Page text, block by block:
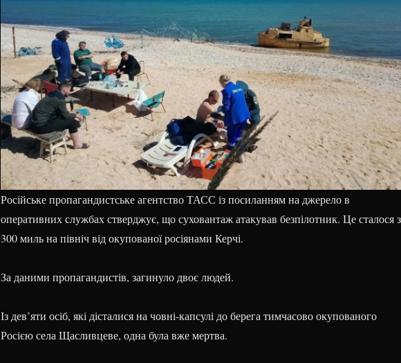
Російське пропагандистське агентство ТАСС із посиланням на джерело в
оперативних службах стверджує, що суховантаж атакував безпілотник. Це сталося
300 миль на північ від окупованої росіянами Керчі.
За даними пропагандистів, загинуло двоє людей.
Із дев’яти осіб, які дісталися на човні-капсулі до берега тимчасово окупованого
Росією села Щасливцеве, одна була вже мертва.